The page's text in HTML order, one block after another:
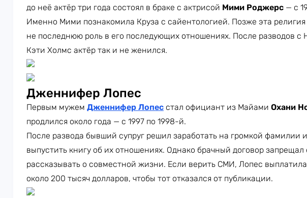
до неё актёр три года состоял в браке с актрисой Мими Роджерс — с
Именно Мими познакомила Круза с сайентологией. Позже эта религия
не последнюю роль в его последующих отношениях. После разводов с
Кэти Холмс актёр так и не женился.
Дженнифер Лопес
Первым мужем Дженнифер Лопес стал официант из Майами Охани
продлился около года — с 1997 по 1998-й.
После развода бывший супруг решил заработать на громкой фамилии
выпустить книгу об их отношениях. Однако брачный договор запрещал
рассказывать о совместной жизни. Если верить СМИ, Лопес
около 200 тысяч долларов, чтобы тот отказался от публикации.